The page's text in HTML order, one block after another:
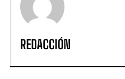
REDACCIÓN